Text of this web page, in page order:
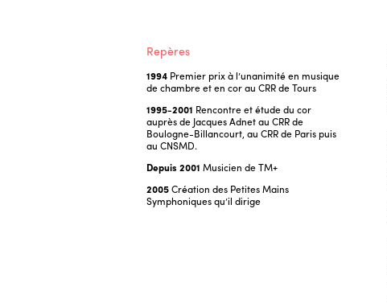
Repères
1994 Premier prix à l’unanimité en musique
de chambre et en cor au CRR de Tours
1995-2001 Rencontre et étude du cor
auprès de Jacques Adnet au CRR de
Boulogne-Billancourt, au CRR de Paris puis
au CNSMD.
Depuis 2001 Musicien de TM+
2005Création des Petites Mains
Symphoniques qu’il dirige